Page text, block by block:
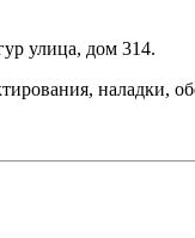
улица, дом 314.
наладки,